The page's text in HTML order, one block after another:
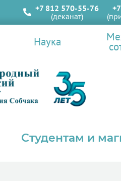
+7 812 570-55-76
(деканат)
Наука
Студентам и